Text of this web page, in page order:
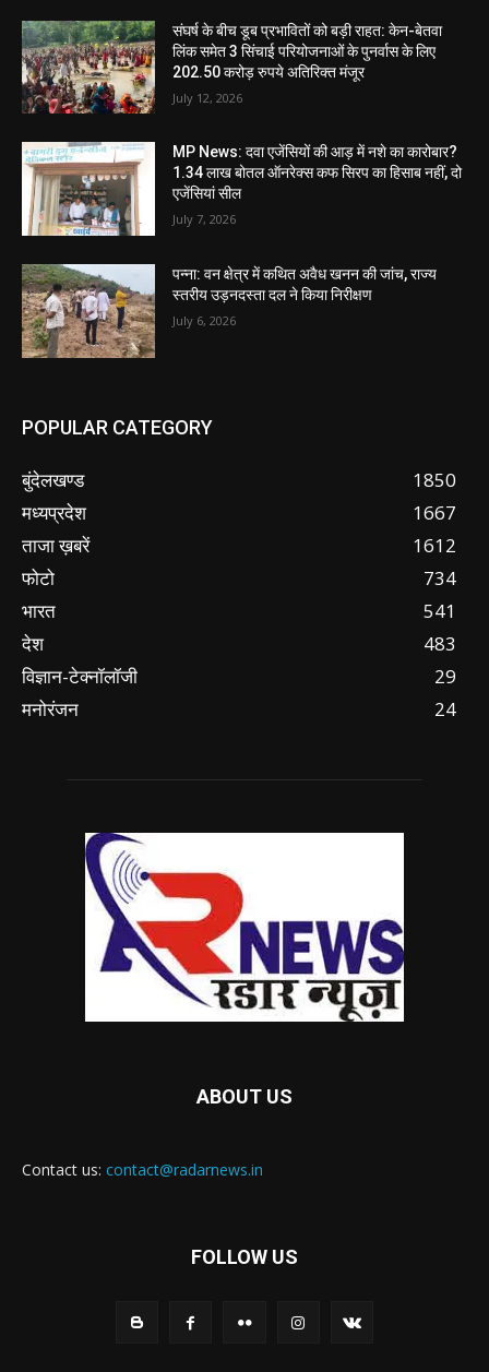
संघर्ष के बीच डूब प्रभावितों को बड़ी राहत: केन-बेतवा
लिंक समेत 3 सिंचाई परियोजनाओं के पुनर्वास के लिए
202.50 करोड़ रुपये अतिरिक्त मंजूर
July 12, 2026
MP News: दवा एजेंसियों की आड़ में नशे का कारोबार?
1.34 लाख बोतल ऑनरेक्स कफ सिरप का हिसाब नहीं, दो
एजेंसियां सील
July 7, 2026
पन्ना: वन क्षेत्र में कथित अवैध खनन की जांच, राज्य
स्तरीय उड़नदस्ता दल ने किया निरीक्षण
July 6, 2026
POPULAR CATEGORY
बुंदेलखण्ड
1850
मध्यप्रदेश
1667
ताजा ख़बरें
1612
फोटो
734
भारत
541
देश
483
विज्ञान-टेक्नॉलॉजी
29
मनोरंजन
24
ABOUT US
Contact us: contact@radarnews.in
FOLLOW US